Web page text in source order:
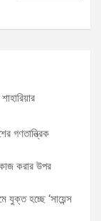
গণতান্ত্রিক
করার উপর
যুক্ত হচ্ছে ‘সায়েন্স